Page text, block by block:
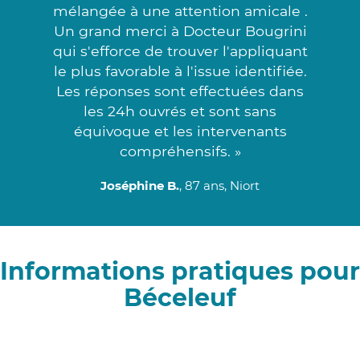
mélangée à une attention amicale .
Un grand merci à Docteur Bougrini
qui s'efforce de trouver l'appliquant
le plus favorable à l'issue identifiée.
Les réponses sont effectuées dans
les 24h ouvrés et sont sans
équivoque et les intervenants
compréhensifs. »
Joséphine B., 87 ans, Niort
Informations pratiques pour
Béceleuf